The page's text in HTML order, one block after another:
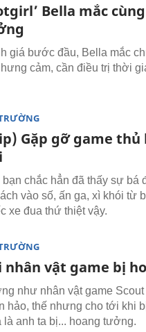
Bella mắc
giá bước đầu, Bella mắc
cảm, cần điều trị thời
Gặp gỡ game
bạn chắc hẳn đã thấy sự bá
vào số, ấn ga, xì khói từ
xe đua thứ thiệt vậy.
nhân vật game bị
như nhân vật game
hảo, thế nhưng cho tới khi
là anh ta bị... hoang tưởng.